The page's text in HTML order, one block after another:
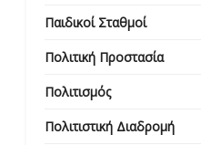
Παιδικοί Σταθμοί
Πολιτική Προστασία
Πολιτισμός
Πολιτιστική Διαδρομή